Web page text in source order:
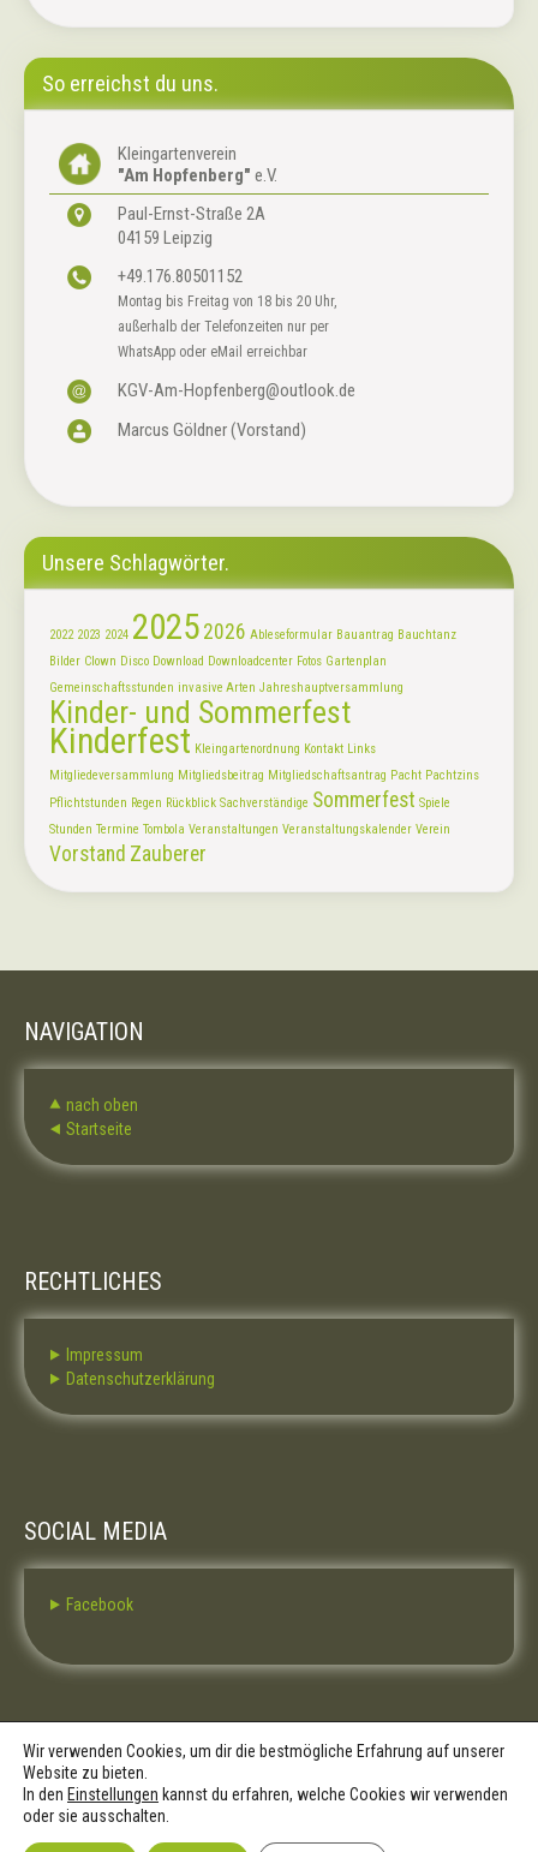
So erreichst du uns.
Kleingartenverein
"Am Hopfenberg" e.V.
Paul-Ernst-Straße 2A
04159 Leipzig
+49.176.80501152
Montag bis Freitag von 18 bis 20 Uhr,
außerhalb der Telefonzeiten nur per
WhatsApp oder eMail erreichbar
KGV-Am-Hopfenberg@outlook.de
Marcus Göldner (Vorstand)
Unsere Schlagwörter.
2022 2023 2024 2025 2026 Ableseformular Bauantrag Bauchtanz
Bilder Clown Disco Download Downloadcenter Fotos Gartenplan
Gemeinschaftsstunden invasive Arten Jahreshauptversammlung
Kinder- und Sommerfest
Kinderfest Kleingartenordnung Kontakt Links
Mitgliedeversammlung Mitgliedsbeitrag Mitgliedschaftsantrag Pacht Pachtzins
Pflichtstunden Regen Rückblick Sachverständige Sommerfest Spiele
Stunden Termine Tombola Veranstaltungen Veranstaltungskalender Verein
Vorstand Zauberer
NAVIGATION
⯅ nach oben
⯇ Startseite
RECHTLICHES
⯈ Impressum
⯈ Datenschutzerklärung
SOCIAL MEDIA
⯈ Facebook
Wir verwenden Cookies, um dir die bestmögliche Erfahrung auf unserer
Website zu bieten.
In den Einstellungen kannst du erfahren, welche Cookies wir verwenden
oder sie ausschalten.